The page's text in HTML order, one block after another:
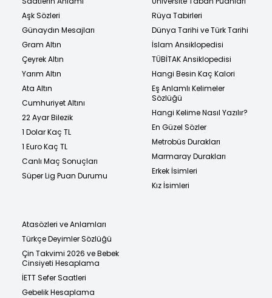
Aşk Sözleri
Günaydın Mesajları
Gram Altın
Çeyrek Altın
Yarım Altın
Ata Altın
Cumhuriyet Altını
22 Ayar Bilezik
1 Dolar Kaç TL
1 Euro Kaç TL
Canlı Maç Sonuçları
Süper Lig Puan Durumu
Rüya Tabirleri
Dünya Tarihi ve Türk Tarihi
İslam Ansiklopedisi
TÜBİTAK Ansiklopedisi
Hangi Besin Kaç Kalori
Eş Anlamlı Kelimeler
Sözlüğü
Hangi Kelime Nasıl Yazılır?
En Güzel Sözler
Metrobüs Durakları
Marmaray Durakları
Erkek İsimleri
Kız İsimleri
Atasözleri ve Anlamları
Türkçe Deyimler Sözlüğü
Çin Takvimi 2026 ve Bebek
Cinsiyeti Hesaplama
İETT Sefer Saatleri
Gebelik Hesaplama